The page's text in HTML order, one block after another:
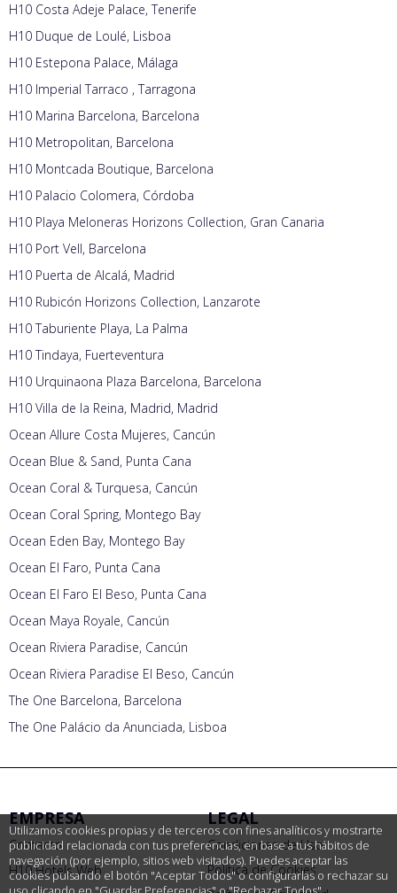
Utilizamos cookies propias y de terceros con fines analíticos y mostrarte
publicidad relacionada con tus preferencias, en base a tus hábitos de
navegación (por ejemplo, sitios web visitados). Puedes aceptar las
cookies pulsando el botón "Aceptar Todos" o configurarlas o rechazar su
H10 Costa Adeje Palace, Tenerife
H10 Duque de Loulé, Lisboa
H10 Estepona Palace, Málaga
H10 Imperial Tarraco , Tarragona
H10 Marina Barcelona, Barcelona
H10 Metropolitan, Barcelona
H10 Montcada Boutique, Barcelona
H10 Palacio Colomera, Córdoba
H10 Playa Meloneras Horizons Collection, Gran Canaria
H10 Port Vell, Barcelona
H10 Puerta de Alcalá, Madrid
H10 Rubicón Horizons Collection, Lanzarote
H10 Taburiente Playa, La Palma
H10 Tindaya, Fuerteventura
H10 Urquinaona Plaza Barcelona, Barcelona
H10 Villa de la Reina, Madrid, Madrid
Ocean Allure Costa Mujeres, Cancún
Ocean Blue & Sand, Punta Cana
Ocean Coral & Turquesa, Cancún
Ocean Coral Spring, Montego Bay
Ocean Eden Bay, Montego Bay
Ocean El Faro, Punta Cana
Ocean El Faro El Beso, Punta Cana
Ocean Maya Royale, Cancún
Ocean Riviera Paradise, Cancún
Ocean Riviera Paradise El Beso, Cancún
The One Barcelona, Barcelona
The One Palácio da Anunciada, Lisboa
EMPRESA
Contacto
H10 Hotels Web
LEGAL
Condiciones de Uso
Política de Cookies